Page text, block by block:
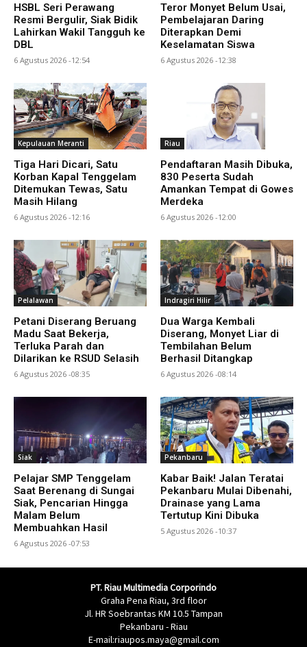
HSBL Seri Perawang
Resmi Bergulir, Siak Bidik
Lahirkan Wakil Tangguh ke
DBL
6 Agustus 2026 -12:54
Teror Monyet Belum Usai,
Pembelajaran Daring
Diterapkan Demi
Keselamatan Siswa
6 Agustus 2026 -12:38
Kepulauan Meranti
Tiga Hari Dicari, Satu
Korban Kapal Tenggelam
Ditemukan Tewas, Satu
Masih Hilang
6 Agustus 2026 -12:16
Riau
Pendaftaran Masih Dibuka,
830 Peserta Sudah
Amankan Tempat di Gowes
Merdeka
6 Agustus 2026 -12:00
Pelalawan
Petani Diserang Beruang
Madu Saat Bekerja,
Terluka Parah dan
Dilarikan ke RSUD Selasih
6 Agustus 2026 -08:35
Indragiri Hilir
Dua Warga Kembali
Diserang, Monyet Liar di
Tembilahan Belum
Berhasil Ditangkap
6 Agustus 2026 -08:14
Siak
Pelajar SMP Tenggelam
Saat Berenang di Sungai
Siak, Pencarian Hingga
Malam Belum
Membuahkan Hasil
6 Agustus 2026 -07:53
Pekanbaru
Kabar Baik! Jalan Teratai
Pekanbaru Mulai Dibenahi,
Drainase yang Lama
Tertutup Kini Dibuka
5 Agustus 2026 -10:37
PT. Riau Multimedia Corporindo
Graha Pena Riau, 3rd floor
Jl. HR Soebrantas KM 10.5 Tampan
Pekanbaru - Riau
E-mail:riaupos.maya@gmail.com